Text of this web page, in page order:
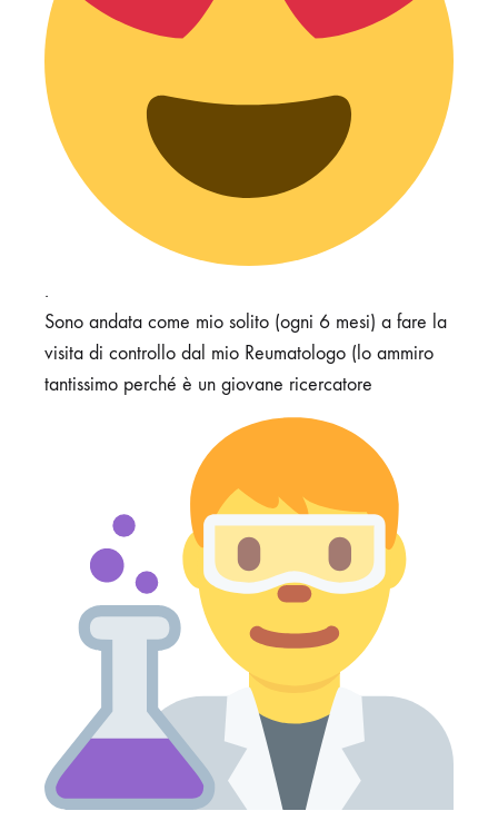
.
Sono andata come mio solito (ogni 6 mesi) a fare la
visita di controllo dal mio Reumatologo (lo ammiro
tantissimo perché è un giovane ricercatore